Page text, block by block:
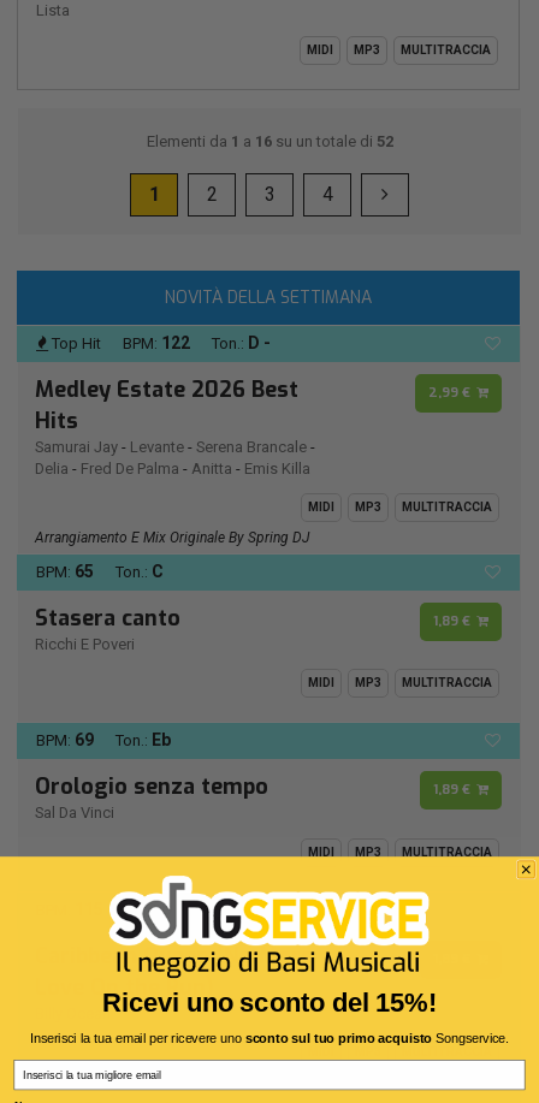
Lista
MIDI MP3 MULTITRACCIA
Elementi da 1 a 16su un totale di 52
1 2 3 4
NOVITÀ DELLA SETTIMANA
Top Hit BPM: 122 Ton.: D -
Medley Estate 2026 Best
Hits
Samurai Jay - Levante - Serena Brancale -
Delia - Fred De Palma - Anitta - Emis Killa
2,99 €
MIDI MP3 MULTITRACCIA
Arrangiamento E Mix Originale By Spring DJ
BPM: 65 Ton.: C
Stasera canto
Ricchi E Poveri
1,89 €
MIDI MP3 MULTITRACCIA
BPM: 69 Ton.: Eb
Orologio senza tempo
Sal Da Vinci
1,89 €
MIDI MP3 MULTITRACCIA
Ton.:D -
Caribbean Queen (No More
Love On the Run)
Billy OceanRicevi uno sconto del 15%!
Inserisci la tua email per ricevere uno sconto sul tuo primo acquistoSongservice.